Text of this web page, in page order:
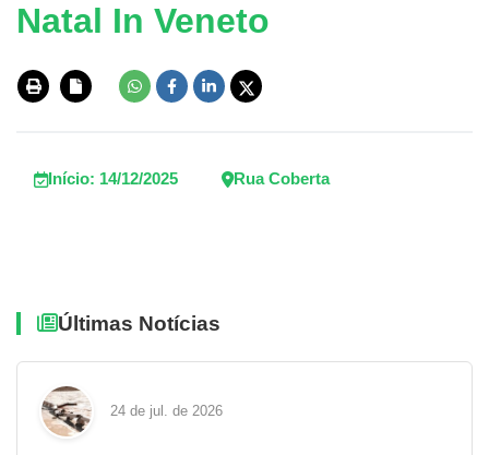
Natal In Veneto
Início: 14/12/2025 Rua Coberta
Últimas Notícias
24 de jul. de 2026